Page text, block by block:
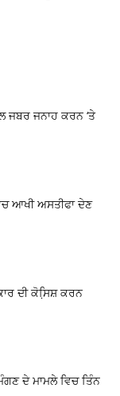
ਜਬਰ ਜਨਾਹ ਕਰਨ ‘ਤੇ
ਆਖੀ ਅਸਤੀਫਾ ਦੇਣ
ਦੀ ਕੋਸਿ਼ਸ਼ ਕਰਨ
ਦੇ ਮਾਮਲੇ ਵਿਚ ਤਿੰਨ